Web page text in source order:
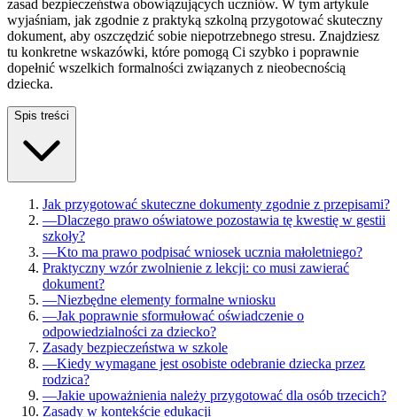
zasad bezpieczeństwa obowiązujących uczniów. W tym artykule
wyjaśniam, jak zgodnie z praktyką szkolną przygotować skuteczny
dokument, aby oszczędzić sobie niepotrzebnego stresu. Znajdziesz
tu konkretne wskazówki, które pomogą Ci szybko i poprawnie
dopełnić wszelkich formalności związanych z nieobecnością
dziecka.
Spis treści
Jak przygotować skuteczne dokumenty zgodnie z przepisami?
—Dlaczego prawo oświatowe pozostawia tę kwestię w gestii
szkoły?
—Kto ma prawo podpisać wniosek ucznia małoletniego?
Praktyczny wzór zwolnienie z lekcji: co musi zawierać
dokument?
—Niezbędne elementy formalne wniosku
—Jak poprawnie sformułować oświadczenie o
odpowiedzialności za dziecko?
Zasady bezpieczeństwa w szkole
—Kiedy wymagane jest osobiste odebranie dziecka przez
rodzica?
—Jakie upoważnienia należy przygotować dla osób trzecich?
Zasady w kontekście edukacji